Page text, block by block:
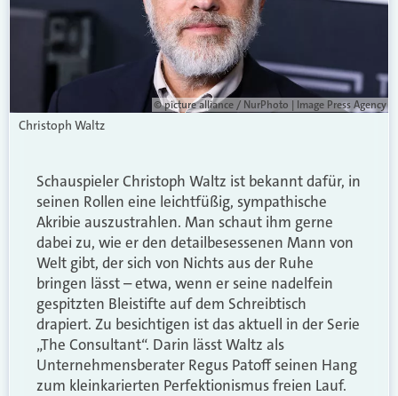
© picture alliance / NurPhoto | Image Press Agency
Christoph Waltz
Schauspieler Christoph Waltz ist bekannt dafür, in
seinen Rollen eine leichtfüßig, sympathische
Akribie auszustrahlen. Man schaut ihm gerne
dabei zu, wie er den detailbesessenen Mann von
Welt gibt, der sich von Nichts aus der Ruhe
bringen lässt – etwa, wenn er seine nadelfein
gespitzten Bleistifte auf dem Schreibtisch
drapiert. Zu besichtigen ist das aktuell in der Serie
„The Consultant“. Darin lässt Waltz als
Unternehmensberater Regus Patoff seinen Hang
zum kleinkarierten Perfektionismus freien Lauf.